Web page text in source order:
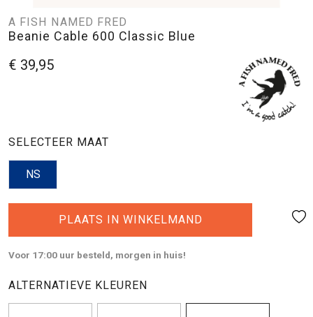
A FISH NAMED FRED
Beanie Cable 600 Classic Blue
€ 39,95
SELECTEER MAAT
NS
PLAATS IN WINKELMAND
Voor 17:00 uur besteld, morgen in huis!
ALTERNATIEVE KLEUREN